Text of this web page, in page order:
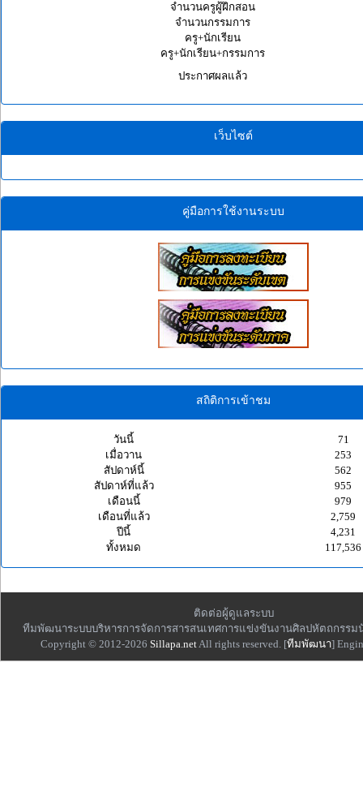
จำนวนครูผู้ฝึกสอน
จำนวนกรรมการ
ครู+นักเรียน
ครู+นักเรียน+กรรมการ
ประกาศผลแล้ว
เว็บไซต์
คู่มือการใช้งานระบบ
สถิติการเข้าชม
วันนี้
71
เมื่อวาน
253
สัปดาห์นี้
562
สัปดาห์ที่แล้ว
955
เดือนนี้
979
เดือนที่แล้ว
2,759
ปีนี้
4,231
ทั้งหมด
117,536
ติดต่อผู้ดูแลระบบ
ทีมพัฒนาระบบบริหารการจัดการสารสนเทศการแข่งขันงานศิลปหัตถกรรม
Copyright © 2012-2026 Sillapa.netAll rights reserved. [ทีมพัฒนา]